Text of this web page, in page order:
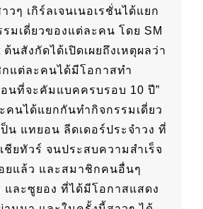
วๆ เกิร์ลเจนเนอเรชั่นได้แยก
มเดี่ยวของแต่ละคน โดย SM
ต้นสังกัดได้เปิดเผยถึงเหตุผลว่า
แต่ละคนได้มีโอกาสทำ
นที่จะคัมแบคครบรอบ 10 ปี”
คนได้แยกกันทำกิจกรรมเดี่ยว
ป็น แทยอน ลีดเดอร์ประจำวง ที่
ชียทัวร์ จนประสบความสำเร็จ
ยแล้ว และสมาชิกคนอื่นๆ
และซูยอง ที่ได้มีโอกาสแสดง